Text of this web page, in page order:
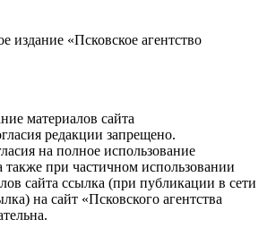
издание «Псковское агентство
материалов сайта
редакции запрещено.
на полное использование
также при частичном использовании
сайта ссылка (при публикации в сети
на сайт «Псковского агентства